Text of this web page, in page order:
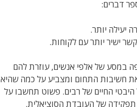
דברים:
יעילה יותר.
ישיר יותר עם לקוחות.
במסע של אלפי אנשים, עוזרת להם
חשיבות התחום ומצביע על כמה שהיא
החיים של רבים. פשוט תחשבו על
תפקידה של העובדת הסוציאלית.